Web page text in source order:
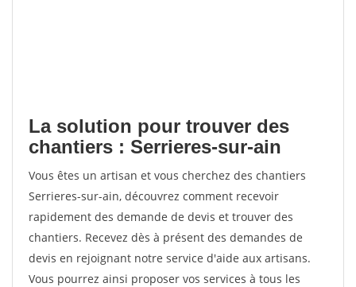
La solution pour trouver des
chantiers : Serrieres-sur-ain
Vous êtes un artisan et vous cherchez des chantiers
Serrieres-sur-ain, découvrez comment recevoir
rapidement des demande de devis et trouver des
chantiers. Recevez dès à présent des demandes de
devis en rejoignant notre service d'aide aux artisans.
Vous pourrez ainsi proposer vos services à tous les